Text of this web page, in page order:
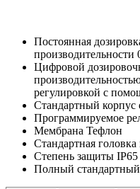
Постоянная
производительности
Цифровой
регулировкой с
Стандартный корпус
Программируемое
Мембрана Тефлон
Стандартная
Степень защиты IP65
Полный